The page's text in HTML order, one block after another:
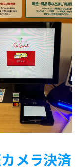
メラ決済